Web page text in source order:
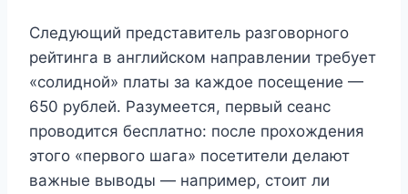
Следующий представитель разговорного
рейтинга в английском направлении требует
«солидной» платы за каждое посещение —
650 рублей. Разумеется, первый сеанс
проводится бесплатно: после прохождения
этого «первого шага» посетители делают
важные выводы — например, стоит ли